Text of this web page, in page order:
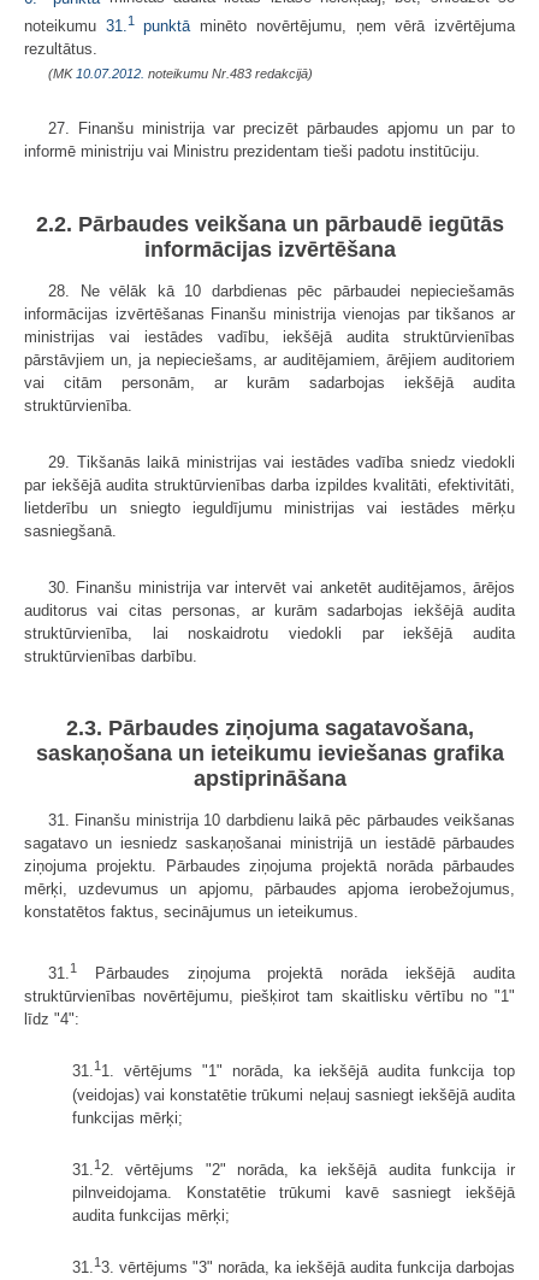
noteikumu 31. 1punktā minēto novērtējumu, ņem vērā izvērtējuma
rezultātus.
(MK 10.07.2012. noteikumu Nr.483 redakcijā)
27. Finanšu ministrija var precizēt pārbaudes apjomu un par to
informē ministriju vai Ministru prezidentam tieši padotu institūciju.
2.2. Pārbaudes veikšana un pārbaudē iegūtās
informācijas izvērtēšana
28. Ne vēlāk kā 10 darbdienas pēc pārbaudei nepieciešamās
informācijas izvērtēšanas Finanšu ministrija vienojas par tikšanos ar
ministrijas vai iestādes vadību, iekšējā audita struktūrvienības
pārstāvjiem un, ja nepieciešams, ar auditējamiem, ārējiem auditoriem
vai citām personām, ar kurām sadarbojas iekšējā audita
struktūrvienība.
29. Tikšanās laikā ministrijas vai iestādes vadība sniedz viedokli
par iekšējā audita struktūrvienības darba izpildes kvalitāti, efektivitāti,
lietderību un sniegto ieguldījumu ministrijas vai iestādes mērķu
sasniegšanā.
30. Finanšu ministrija var intervēt vai anketēt auditējamos, ārējos
auditorus vai citas personas, ar kurām sadarbojas iekšējā audita
struktūrvienība, lai noskaidrotu viedokli par iekšējā audita
struktūrvienības darbību.
2.3. Pārbaudes ziņojuma sagatavošana,
saskaņošana un ieteikumu ieviešanas grafika
apstiprināšana
31. Finanšu ministrija 10 darbdienu laikā pēc pārbaudes veikšanas
sagatavo un iesniedz saskaņošanai ministrijā un iestādē pārbaudes
ziņojuma projektu. Pārbaudes ziņojuma projektā norāda pārbaudes
mērķi, uzdevumus un apjomu, pārbaudes apjoma ierobežojumus,
konstatētos faktus, secinājumus un ieteikumus.
31.1
Pārbaudes ziņojuma projektā norāda iekšējā audita
struktūrvienības novērtējumu, piešķirot tam skaitlisku vērtību no "1"
līdz "4":
31.11. vērtējums "1" norāda, ka iekšējā audita funkcija top
(veidojas) vai konstatētie trūkumi neļauj sasniegt iekšējā audita
funkcijas mērķi;
31.12. vērtējums "2" norāda, ka iekšējā audita funkcija ir
pilnveidojama. Konstatētie trūkumi kavē sasniegt iekšējā
audita funkcijas mērķi;
31.13. vērtējums "3" norāda, ka iekšējā audita funkcija darbojas